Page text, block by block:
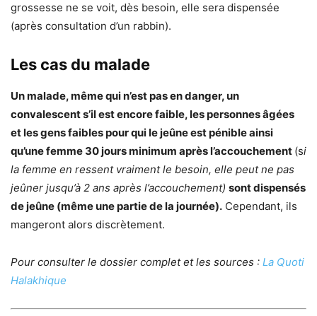
grossesse ne se voit, dès besoin, elle sera dispensée
(après consultation d’un rabbin).
Les cas du malade
Un malade, même qui n’est pas en danger, un
convalescent s’il est encore faible, les personnes âgées
et les gens faibles pour qui le jeûne est pénible ainsi
qu’une femme 30 jours minimum après l’accouchement (si
la femme en ressent vraiment le besoin, elle peut ne pas
jeûner jusqu’à 2 ans après l’accouchement) sont dispensés
de jeûne (même une partie de la journée). Cependant, ils
mangeront alors discrètement.
Pour consulter le dossier complet et les sources : La Quoti
Halakhique